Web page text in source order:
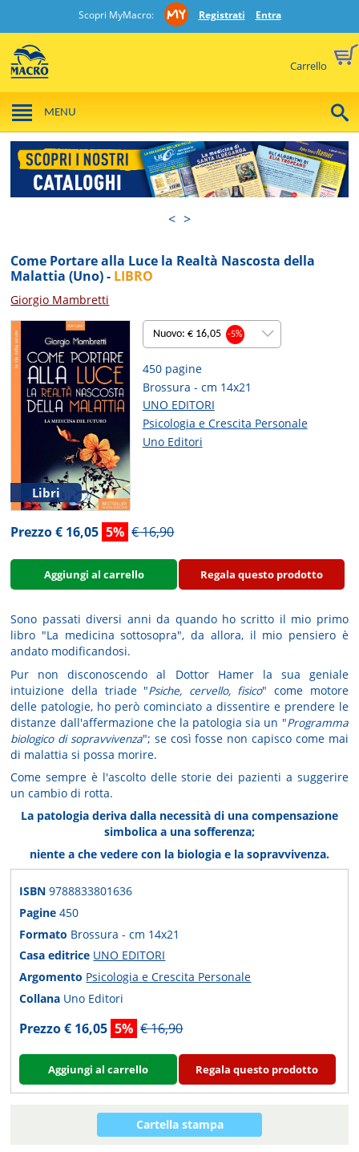
Scopri MyMacro: Registrati Entra
Carrello
MENU
< >
Come Portare alla Luce la Realtà Nascosta della
Malattia (Uno) - LIBRO
Giorgio Mambretti
Libri
Nuovo: € 16,05-5%
450 pagine
Brossura - cm 14x21
UNO EDITORI
Psicologia e Crescita Personale
Uno Editori
Prezzo € 16,05 5% € 16,90
Aggiungi al carrello Regala questo prodotto
Sono passati diversi anni da quando ho scritto il mio primo
libro "La medicina sottosopra", da allora, il mio pensiero è
andato modificandosi.
Pur non disconoscendo al Dottor Hamer la sua geniale
intuizione della triade "Psiche, cervello, fisico" come motore
delle patologie, ho però cominciato a dissentire e prendere le
distanze dall'affermazione che la patologia sia un "Programma
biologico di sopravvivenza"; se così fosse non capisco come mai
di malattia si possa morire.
Come sempre è l'ascolto delle storie dei pazienti a suggerire
un cambio di rotta.
La patologia deriva dalla necessità di una compensazione
simbolica a una sofferenza;
niente a che vedere con la biologia e la sopravvivenza.
ISBN9788833801636
Pagine450
Formato Brossura - cm 14x21
Casa editrice UNO EDITORI
Argomento Psicologia e Crescita Personale
Collana Uno Editori
Prezzo € 16,05 5% € 16,90
Aggiungi al carrello Regala questo prodotto
Cartella stampa